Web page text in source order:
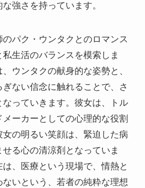
強さを持っています。
パク・ウンタクとのロマンス
生活のバランスを模索しま
ウンタクの献身的な姿勢と、
ない信念に触れることで、さ
なっていきます。彼女は、トル
ーカーとしての心理的な役割
女の明るい笑顔は、緊迫した病
る心の清涼剤となっていま
、医療という現場で、情熱と
いという、若者の純粋な理想